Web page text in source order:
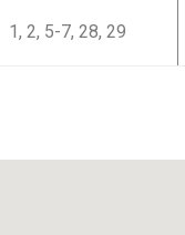
1, 2, 5-7, 28, 29